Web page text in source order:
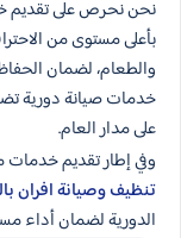
نحن نحرص على تقديم
بأعلى مستوى من
والطعام، لضمان
خدمات صيانة دورية
على مدار العام.
وفي إطار تقديم خدمات
تنظيف وصيانة افران
الدورية لضمان أداء